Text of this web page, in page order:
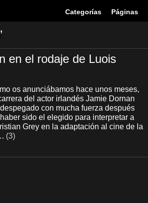
Categorías Páginas
en el rodaje de Luois
os anunciábamos hace unos meses,
del actor irlandés Jamie Dornan
con mucha fuerza después
sido el elegido para interpretar a
Grey en la adaptación al cine de la
(3)